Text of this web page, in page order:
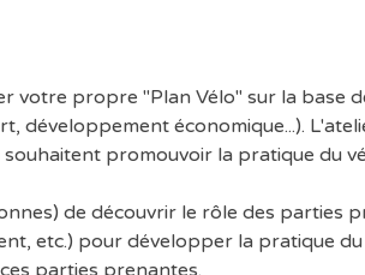
votre propre "Plan Vélo" sur la base
développement économique...).
promouvoir la pratique du
de découvrir le rôle des parties
etc.) pour développer la pratique du
parties prenantes.